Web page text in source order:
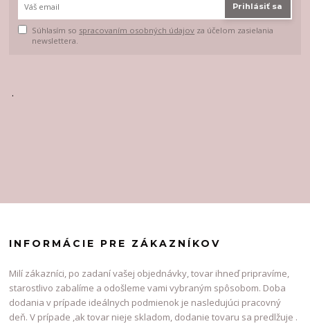
Prihlásiť sa
Súhlasím so spracovaním osobných údajov za účelom zasielania
newslettera.
.
INFORMÁCIE PRE ZÁKAZNÍKOV
Milí zákazníci, po zadaní vašej objednávky, tovar ihneď pripravíme,
starostlivo zabalíme a odošleme vami vybraným spôsobom. Doba
dodania v prípade ideálnych podmienok je nasledujúci pracovný
deň. V prípade ,ak tovar nieje skladom, dodanie tovaru sa predlžuje .